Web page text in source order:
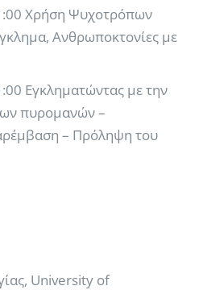
Χρήση Ψυχοτρόπων
Ανθρωποκτονίες με
Εγκληματώντας με την
πυρομανών –
– Πρόληψη του
University of